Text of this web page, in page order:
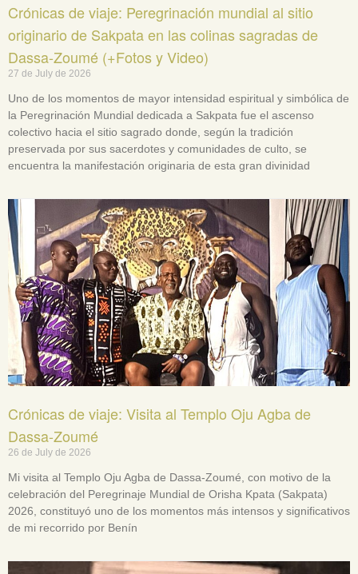
Crónicas de viaje: Peregrinación mundial al sitio
originario de Sakpata en las colinas sagradas de
Dassa-Zoumé (+Fotos y Video)
27 de July de 2026
Uno de los momentos de mayor intensidad espiritual y simbólica de
la Peregrinación Mundial dedicada a Sakpata fue el ascenso
colectivo hacia el sitio sagrado donde, según la tradición
preservada por sus sacerdotes y comunidades de culto, se
encuentra la manifestación originaria de esta gran divinidad
Crónicas de viaje: Visita al Templo Oju Agba de
Dassa-Zoumé
26 de July de 2026
Mi visita al Templo Oju Agba de Dassa-Zoumé, con motivo de la
celebración del Peregrinaje Mundial de Orisha Kpata (Sakpata)
2026, constituyó uno de los momentos más intensos y significativos
de mi recorrido por Benín